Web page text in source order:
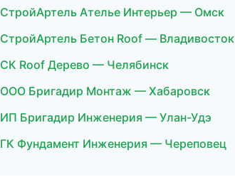
СтройАртель Ателье Интерьер — Омск
СтройАртель Бетон Roof — Владивосток
СК Roof Дерево — Челябинск
ООО Бригадир Монтаж — Хабаровск
ИП Бригадир Инженерия — Улан-Удэ
ГК Фундамент Инженерия — Череповец